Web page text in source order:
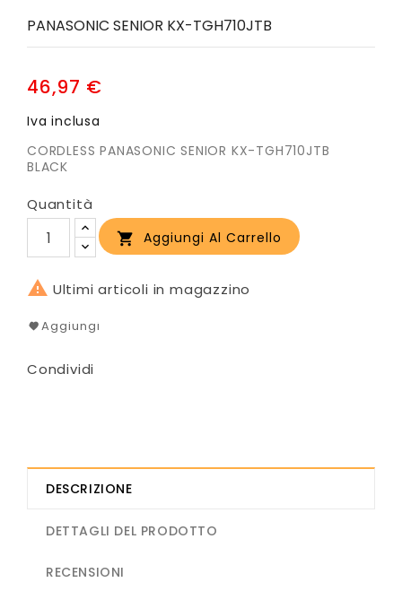
PANASONIC SENIOR KX-TGH710JTB
46,97 €
Iva inclusa
CORDLESS PANASONIC SENIOR KX-TGH710JTB
BLACK
Quantità
 Aggiungi Al Carrello
 Ultimi articoli in magazzino
Aggiungi
Condividi
DESCRIZIONE
DETTAGLI DEL PRODOTTO
RECENSIONI